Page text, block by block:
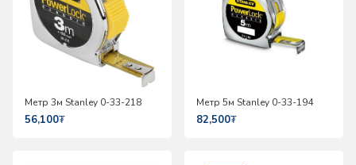
Метр 3м Stanley 0-33-218
56,100₮
Метр 5м Stanley 0-33-194
82,500₮